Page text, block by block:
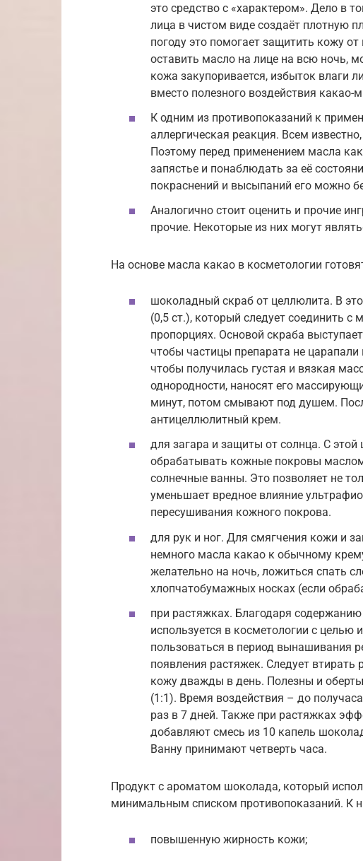
это средство с «характером». Дело в
лица в чистом виде создаёт плотную
погоду это помогает защитить кожу
оставить масло на лице на всю ночь,
кожа закупоривается, избыток влаги
вместо полезного воздействия
К одним из противопоказаний к
аллергическая реакция. Всем
Поэтому перед применением масла
запястье и понаблюдать за её
покраснений и высыпаний его можно
Аналогично стоит оценить и прочие
прочие. Некоторые из них могут
На основе масла какао в косметологии
шоколадный скраб от целлюлита. В
(0,5 ст.), который следует соединить
пропорциях. Основой скраба
чтобы частицы препарата не
чтобы получилась густая и вязкая
однородности, наносят его
минут, потом смывают под душем.
антицеллюлитный крем.
для загара и защиты от солнца. С
обрабатывать кожные покровы
солнечные ванны. Это позволяет не
уменьшает вредное влияние
пересушивания кожного покрова.
для рук и ног. Для смягчения кожи и
немного масла какао к обычному
желательно на ночь, ложиться спать
хлопчатобумажных носках (если
при растяжках. Благодаря
используется в косметологии с
пользоваться в период вынашивания
появления растяжек. Следует
кожу дважды в день. Полезны и
(1:1). Время воздействия – до
раз в 7 дней. Также при растяжках
добавляют смесь из 10 капель
Ванну принимают четверть часа.
Продукт с ароматом шоколада, который
минимальным списком противопоказаний. К
повышенную жирность кожи;